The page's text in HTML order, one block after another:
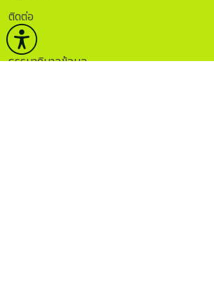
ติดต่อ
ITA.
ธรรมาภิบาลข้อมูล